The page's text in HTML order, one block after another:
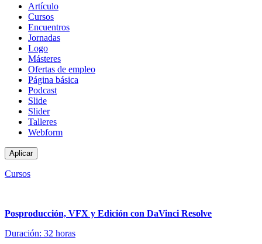
Tipo
contenido
Artículo
Cursos
Encuentros
Jornadas
Logo
Másteres
Ofertas de empleo
Página básica
Podcast
Slide
Slider
Talleres
Webform
Cursos
Posproducción, VFX y Edición con DaVinci Resolve
Duración: 32 horas